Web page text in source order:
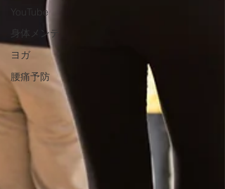
YouTube
身体メンテ
ヨガ
腰痛予防